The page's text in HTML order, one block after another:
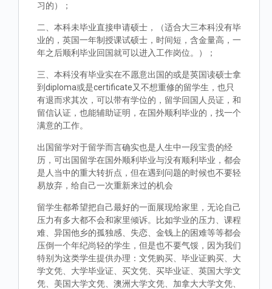
习的）；
二、本科未毕业直接申请硕士，（适合大三本科没有毕
业的，英国一年制授课试硕士，时间短，含金量高，一
年之后顺利毕业回国就可以进入工作岗位。）；
三、本科没有毕业实在不愿意出国的或是英国读硕士拿
到diploma或是certificate又不想重修的留学生，也只
有退而求其次，可以带有学位的，留学回国人员证，和
留信认证，也能辅助证明，在国外顺利毕业的，找一个
满意的工作。
出国留学对于留学而言确实也是人生中一段宝贵的经
历，可出国留学在国外顺利毕业与没有顺利毕业，都会
是人当中的重大转折点，但在遇到问题的时候也不要轻
易放弃，给自己一次重新来过的机会
留学生都希望把自己最好的一面展现给家里，无论自己
压力有多大都不会和家里倾诉。比如学业的压力、课程
难、异国他乡的孤独感、失恋、金钱上的困难等等都会
压倒一个年纪尚轻的学生，但是也不要气馁，因为我们
特别为这类学生提供办理：文凭购买、毕业证购买、大
学文凭、大学毕业证、买文凭、买毕业证、英国大学文
凭、美国大学文凭、澳洲大学文凭、加拿大大学文凭、